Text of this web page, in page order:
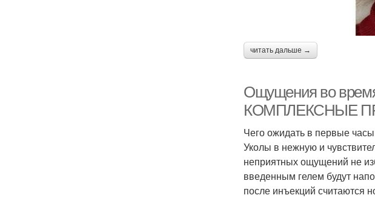
читать дальше →
Ощущения во
КОМПЛЕКСНЫЕ
Чего ожидать в первые
Уколы в нежную и
неприятных ощущений не
введенным гелем будут
после инъекций считаются